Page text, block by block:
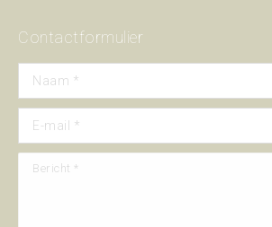
Contactformulier
Naam *
E-mail *
Bericht *